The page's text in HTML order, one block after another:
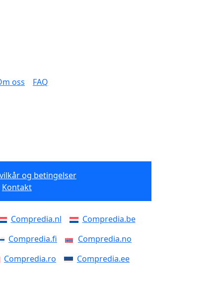
oss FAQ
og betingelser
Kontakt
Compredia.nl
Compredia.be
Compredia.fi
Compredia.no
Compredia.ro
Compredia.ee